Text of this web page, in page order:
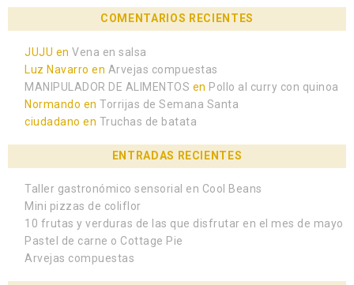
COMENTARIOS RECIENTES
JUJU enVena en salsa
Luz Navarro en Arvejas compuestas
MANIPULADOR DE ALIMENTOS en Pollo al curry con quinoa
Normando enTorrijas de Semana Santa
ciudadano en Truchas de batata
ENTRADAS RECIENTES
Taller gastronómico sensorial en Cool Beans
Mini pizzas de coliflor
10 frutas y verduras de las que disfrutar en el mes de mayo
Pastel de carne o Cottage Pie
Arvejas compuestas